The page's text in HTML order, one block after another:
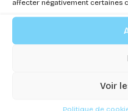
affecter négativement certaines
Voir
Politique de
Connectez-